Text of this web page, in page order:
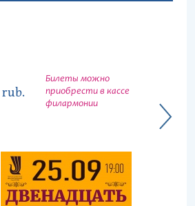
rub.
Билеты можно
приобрести в кассе
филармонии